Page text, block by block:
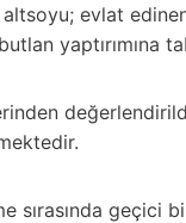
evlat
yaptırımına
sırasında